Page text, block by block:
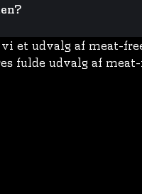
et udvalg af meat-
fulde udvalg af